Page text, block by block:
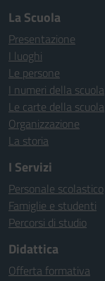
La Scuola
Presentazione
I luoghi
Le persone
I numeri della scuola
Le carte della scuola
Organizzazione
La storia
I Servizi
Personale scolastico
Famiglie e studenti
Percorsi di studio
Didattica
Offerta formativa